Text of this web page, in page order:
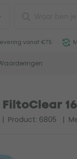
vanaf €75
| Product: 6805 |